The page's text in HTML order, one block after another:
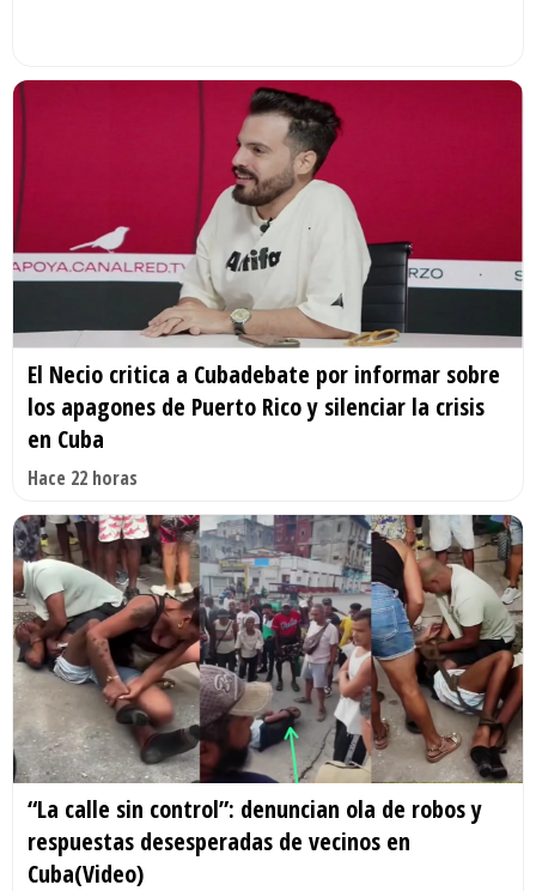
El Necio critica a Cubadebate por informar sobre
los apagones de Puerto Rico y silenciar la crisis
en Cuba
Hace 22 horas
“La calle sin control”: denuncian ola de robos y
respuestas desesperadas de vecinos en
Cuba(Video)